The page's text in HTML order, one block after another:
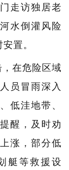
走访独居老
水倒灌风险
置。
在危险区域
员冒雨深入
低洼地带、
醒，及时劝
涨，部分低
艇等救援设